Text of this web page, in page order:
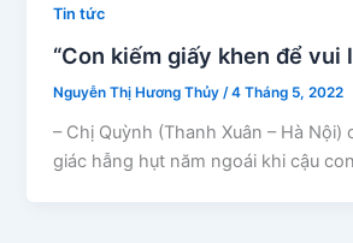
Tin tức
“Con kiếm giấy khen để vui
Nguyễn Thị Hương Thủy/4 Tháng 5, 2022
– Chị Quỳnh (Thanh Xuân – Hà Nội)
giác hẫng hụt năm ngoái khi cậu con